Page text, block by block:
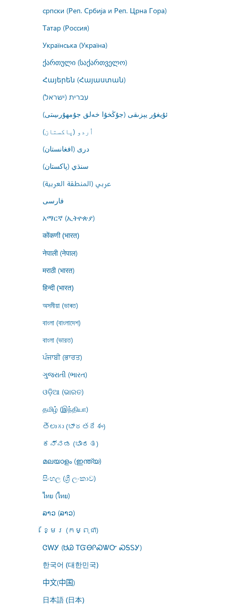
српски (Реп. Србија и Реп. Црна Гора)
Татар (Россия)
Українська (Україна)
ქართული (საქართველო)
Հայերեն (Հայաստան)
עברית (ישראל)
ئۇيغۇر يېزىقى (جۇڭخۇا خەلق جۇمھۇرىيىتى)
اُردو (پاکستان)
درى (افغانستان)
سنڌي (پاکستان)
عربي (المنطقة العربية)
فارسى
አማርኛ (ኢትዮጵያ)
कोंकणी (भारत)
नेपाली (नेपाल)
मराठी (भारत)
हिन्दी (भारत)
অসমীয়া (ভাৰত)
বাংলা (বাংলাদেশ)
বাংলা (ভারত)
ਪੰਜਾਬੀ (ਭਾਰਤ)
ગુજરાતી (ભારત)
ଓଡ଼ିଆ (ଭାରତ)
தமிழ் (இந்தியா)
తెలుగు (భారతదేశం)
ಕನ್ನಡ (ಭಾರತ)
മലയാളം (ഇന്ത്യ)
සිංහල (ශ්‍රී ලංකාව)
ไทย (ไทย)
ລາວ (ລາວ)
ខ្មែរ (កម្ពុជា)
ᏣᎳᎩ (ᏌᏊ ᎢᏳᎾᎵᏍᏔᏅ ᏍᎦᏚᎩ)
한국어 (대한민국)
中文(中国)
日本語 (日本)